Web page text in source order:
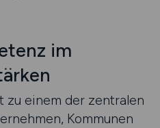
im
zu einem der zentralen
Kommunen